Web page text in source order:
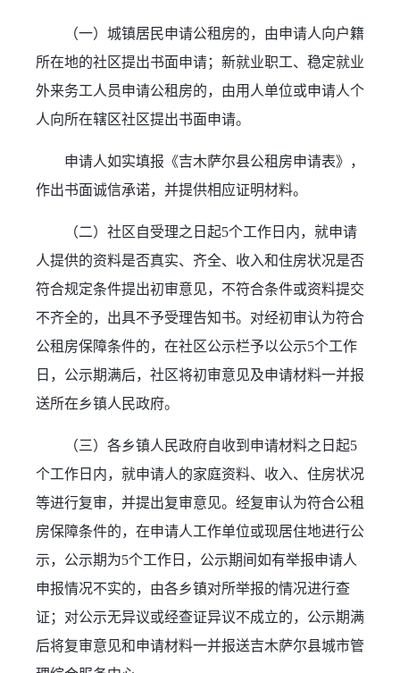
（一）城镇居民申请公租房的，由申请人向户籍
所在地的社区提出书面申请；新就业职工、稳定就业
外来务工人员申请公租房的，由用人单位或申请人个
人向所在辖区社区提出书面申请。
申请人如实填报《吉木萨尔县公租房申请表》，
作出书面诚信承诺，并提供相应证明材料。
（二）社区自受理之日起5个工作日内，就申请
人提供的资料是否真实、齐全、收入和住房状况是否
符合规定条件提出初审意见，不符合条件或资料提交
不齐全的，出具不予受理告知书。对经初审认为符合
公租房保障条件的，在社区公示栏予以公示5个工作
日，公示期满后，社区将初审意见及申请材料一并报
送所在乡镇人民政府。
（三）各乡镇人民政府自收到申请材料之日起5
个工作日内，就申请人的家庭资料、收入、住房状况
等进行复审，并提出复审意见。经复审认为符合公租
房保障条件的，在申请人工作单位或现居住地进行公
示，公示期为5个工作日，公示期间如有举报申请人
申报情况不实的，由各乡镇对所举报的情况进行查
证；对公示无异议或经查证异议不成立的，公示期满
后将复审意见和申请材料一并报送吉木萨尔县城市管